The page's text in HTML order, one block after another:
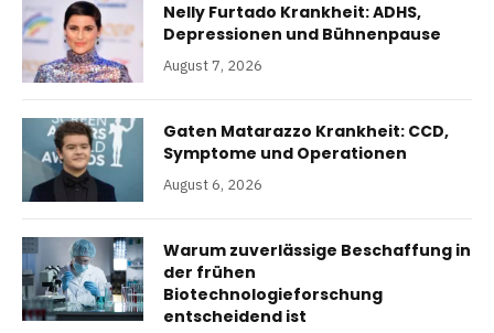
Nelly Furtado Krankheit: ADHS,
Depressionen und Bühnenpause
August 7, 2026
Gaten Matarazzo Krankheit: CCD,
Symptome und Operationen
August 6, 2026
Warum zuverlässige Beschaffung in
der frühen
Biotechnologieforschung
entscheidend ist